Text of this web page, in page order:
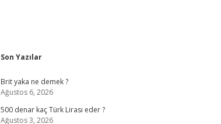
Sidebar
Son Yazılar
Brit yaka ne demek ?
Ağustos 6, 2026
500 denar kaç Türk Lirası eder ?
Ağustos 3, 2026